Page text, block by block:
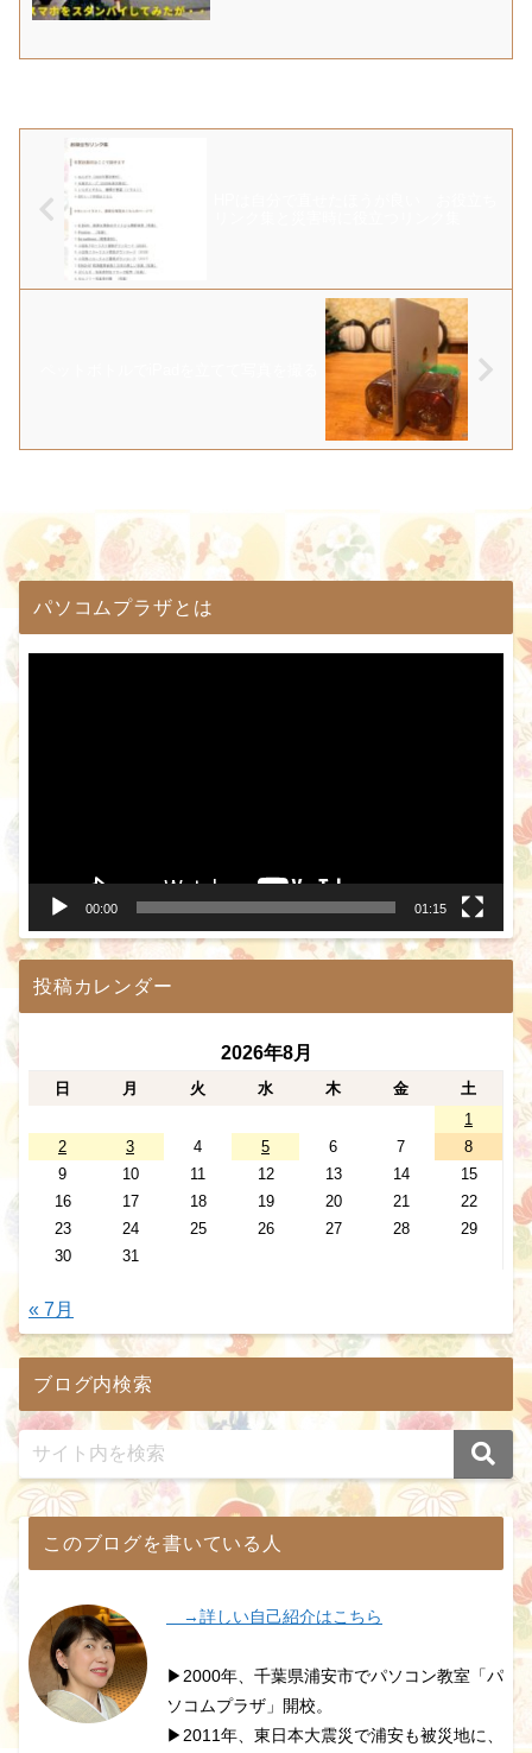
パソコムプラザとは
00:00 01:15
投稿カレンダー
2026年8月
日 月 火 水 木 金
土
1
2
3 4 5 6 7
8
9
10 11 12 13 14
15
16
17 18 19 20 21
22
23
24 25 26 27 28
29
30
31
« 7月
ブログ内検索
このブログを書いている人
→詳しい自己紹介はこちら
▶2000年、千葉県浦安市でパソコン教室「パ
ソコムプラザ」開校。
▶2011年、東日本大震災で浦安も被災地に、